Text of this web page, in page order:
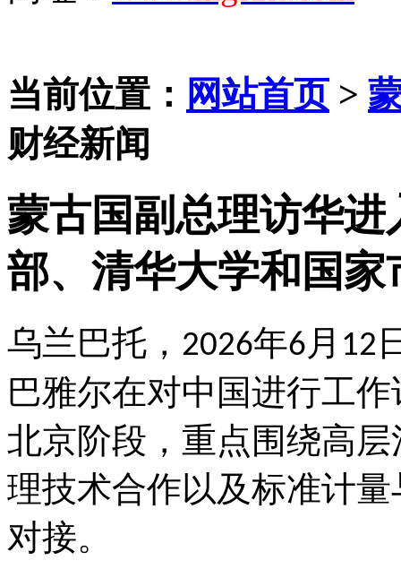
当前位置： 网站首页>
财经新闻
蒙古国副总理访华
部、清华大学和国家
乌兰巴托， 2026年6 月 12
巴雅尔在对中国进行工
北京阶段，重点围绕高
理技术合作以及标准计
对接。